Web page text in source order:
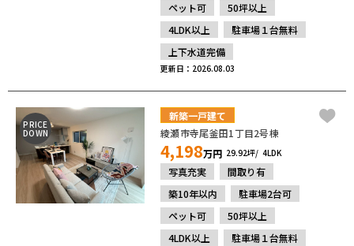
ペット可
50坪以上
4LDK以上
駐車場１台無料
上下水道完備
更新日：2026.08.03
PRICE
DOWN
新築一戸建て
綾瀬市寺尾釜田1丁目2号棟
4,198万円 29.92坪 4LDK
写真充実
間取り有
築10年以内
駐車場2台可
ペット可
50坪以上
4LDK以上
駐車場１台無料